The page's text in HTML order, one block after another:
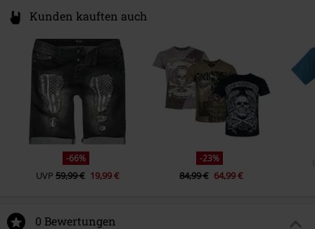
10.
Flesh From The Bone (feat. Samy Elbanna)
Road Song II (feat. Nico Hartonen)
Kunden kauften auch
-66%
UVP 59,99 € 19,99 €
-23%
84,99 € 64,99 €
0 Bewertungen